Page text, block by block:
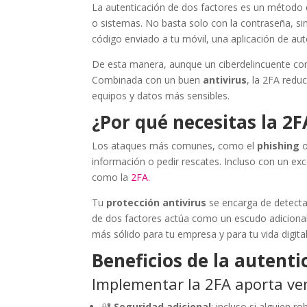
La autenticación de dos factores es un método
o sistemas. No basta solo con la contraseña,
código enviado a tu móvil, una aplicación de
De esta manera, aunque un ciberdelincuente
Combinada con un buen antivirus, la 2FA
equipos y datos más sensibles.
¿Por qué necesitas la
Los ataques más comunes, como el phishing
información o pedir rescates. Incluso con un
como la 2FA.
Tu protección antivirus se encarga de
de dos factores actúa como un escudo
más sólido para tu empresa y para tu vida
Beneficios de la
Implementar la 2FA aporta